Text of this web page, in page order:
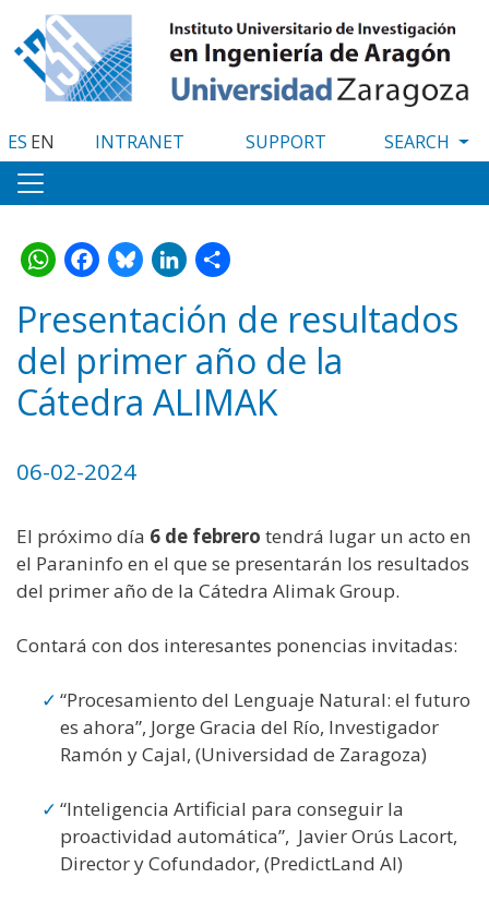
to
main
content
ES EN INTRANET SUPPORT
WhatsApp
Facebook
Bluesky
LinkedIn
Share
Presentación de resultados
del primer año de la
Cátedra ALIMAK
06-02-2024
El próximo día 6 de febrero tendrá lugar un acto en
el Paraninfo en el que se presentarán los resultados
del primer año de la Cátedra Alimak Group.
Contará con dos interesantes ponencias invitadas:
“Procesamiento del Lenguaje Natural: el futuro
es ahora”, Jorge Gracia del Río, Investigador
Ramón y Cajal, (Universidad de Zaragoza)
“Inteligencia Artificial para conseguir la
proactividad automática”, Javier Orús Lacort,
Director y Cofundador, (PredictLand AI)